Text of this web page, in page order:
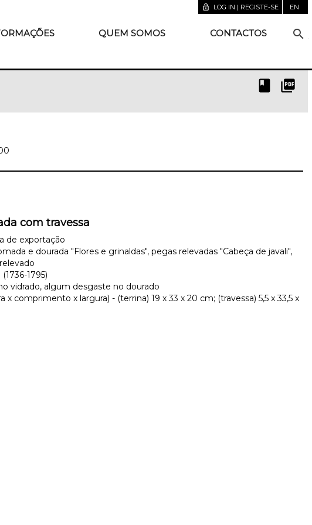
lock_open LOG IN | REGISTE-SE EN
QUEM SOMOS CONTACTOS search
picture_as_pdf
book
com travessa
de exportação
e dourada "Flores e grinaldas", pegas relevadas "Cabeça de javali",
1795)
vidrado, algum desgaste no dourado
x comprimento x largura) - (terrina) 19 x 33 x 20 cm; (travessa) 5,5 x 33,5 x